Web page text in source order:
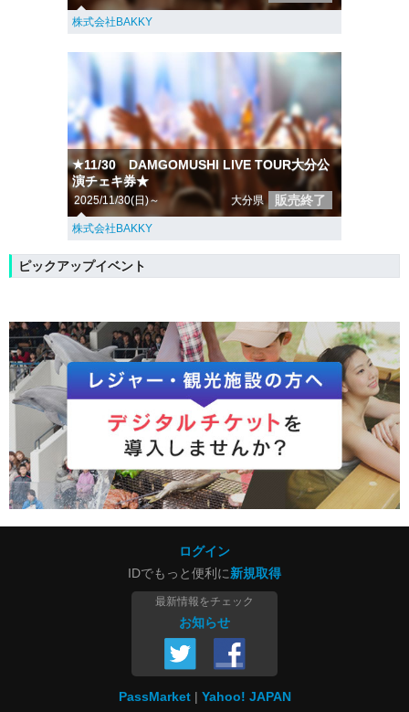
株式会社BAKKY
★11/30 DAMGOMUSHI LIVE TOUR大分公
演チェキ券★
2025/11/30(日)～ 大分県 販売終了
株式会社BAKKY
ピックアップイベント
ログイン
IDでもっと便利に新規取得
最新情報をチェック
お知らせ
PassMarket Yahoo! JAPAN